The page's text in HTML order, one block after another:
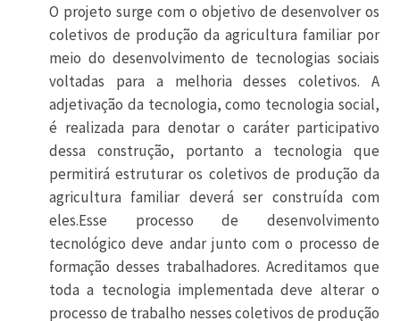
O projeto surge com o objetivo de desenvolver os
coletivos de produção da agricultura familiar por
meio do desenvolvimento de tecnologias sociais
voltadas para a melhoria desses coletivos. A
adjetivação da tecnologia, como tecnologia social,
é realizada para denotar o caráter participativo
dessa construção, portanto a tecnologia que
permitirá estruturar os coletivos de produção da
agricultura familiar deverá ser construída com
eles.Esse processo de desenvolvimento
tecnológico deve andar junto com o processo de
formação desses trabalhadores. Acreditamos que
toda a tecnologia implementada deve alterar o
processo de trabalho nesses coletivos de produção